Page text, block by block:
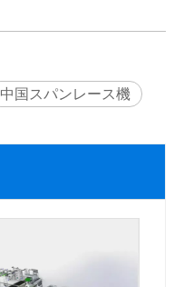
中国スパンレース機